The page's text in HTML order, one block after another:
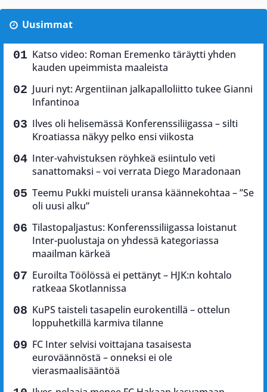
Uusimmat
Katso video: Roman Eremenko täräytti yhden
kauden upeimmista maaleista
Juuri nyt: Argentiinan jalkapalloliitto tukee Gianni
Infantinoa
Ilves oli helisemässä Konferenssiliigassa – silti
Kroatiassa näkyy pelko ensi viikosta
Inter-vahvistuksen röyhkeä esiintulo veti
sanattomaksi – voi verrata Diego Maradonaan
Teemu Pukki muisteli uransa käännekohtaa – ”Se
oli uusi alku”
Tilastopaljastus: Konferenssiliigassa loistanut
Inter-puolustaja on yhdessä kategoriassa
maailman kärkeä
Euroilta Töölössä ei pettänyt – HJK:n kohtalo
ratkeaa Skotlannissa
KuPS taisteli tasapelin eurokentillä – ottelun
loppuhetkillä karmiva tilanne
FC Inter selvisi voittajana tasaisesta
euroväännöstä – onneksi ei ole
vierasmaalisääntöä